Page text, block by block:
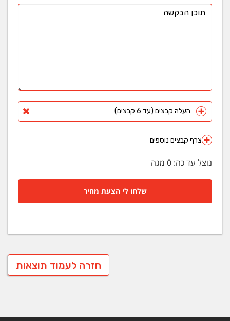
העלה קבצים (עד 6 קבצים)
צרף קבצים נוספים
נוצל עד כה: 0 מגה
שלחו לי הצעת מחיר
חזרה לעמוד תוצאות